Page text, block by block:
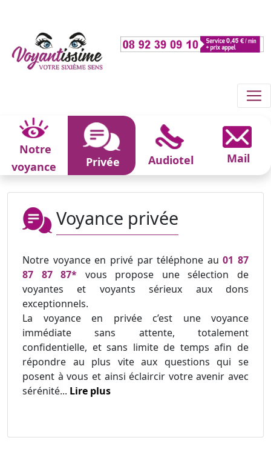
Notre
voyance
Privée Audiotel Mail
Voyance privée
Notre voyance en privé par téléphone au01 87
87 87 87* vous propose une sélection de
voyantes et voyants sérieux aux dons
exceptionnels.
La voyance en privée c’est une voyance
immédiate sans attente, totalement
confidentielle, et sans limite de temps afin de
répondre au plus vite aux questions qui se
posent à vous et ainsi éclaircir votre avenir avec
sérénité... Lire plus